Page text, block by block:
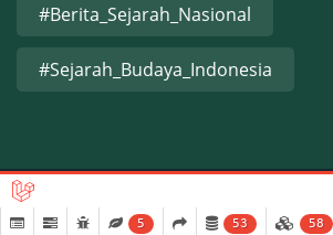
#Berita_Sejarah_Nasional
#Sejarah_Budaya_Indonesia
Copyright © 2025 FPSI Indonesia. All
5 53 58